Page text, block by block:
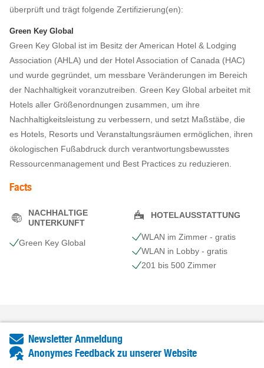
überprüft und trägt folgende Zertifizierung(en):
Green Key Global
Green Key Global ist im Besitz der American Hotel & Lodging
Association (AHLA) und der Hotel Association of Canada (HAC)
und wurde gegründet, um messbare Veränderungen im Bereich
der Nachhaltigkeit voranzutreiben. Green Key Global arbeitet mit
Hotels aller Größenordnungen zusammen, um ihre
Nachhaltigkeitsleistung zu verbessern, und setzt Maßstäbe, die
es Hotels, Resorts und Veranstaltungsräumen ermöglichen, ihren
ökologischen Fußabdruck durch verantwortungsbewusstes
Ressourcenmanagement und Best Practices zu reduzieren.
Facts
NACHHALTIGE
UNTERKUNFT
Green Key Global
HOTELAUSSTATTUNG
WLAN im Zimmer - gratis
WLAN in Lobby - gratis
201 bis 500 Zimmer
Newsletter Anmeldung
Anonymes Feedback zu unserer Website